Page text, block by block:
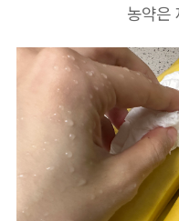
농약은